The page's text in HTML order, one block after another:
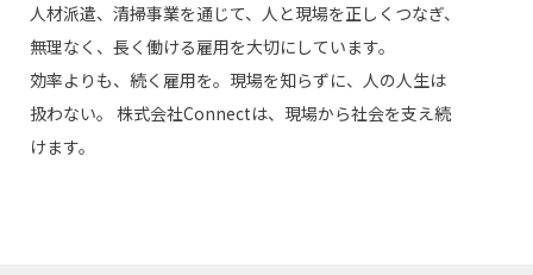
人材派遣、清掃事業を通じて、人と現場を正しくつなぎ、
無理なく、長く働ける雇用を大切にしています。
効率よりも、続く雇用を。現場を知らずに、人の人生は
扱わない。 株式会社Connectは、現場から社会を支え続
けます。